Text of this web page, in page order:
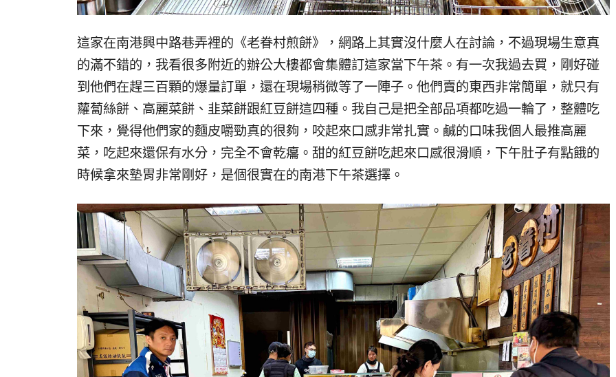
這家在南港興中路巷弄裡的《老眷村煎餅》，網路上其實沒什麼人在討論，不過現場生意真
的滿不錯的，我看很多附近的辦公大樓都會集體訂這家當下午茶。有一次我過去買，剛好碰
到他們在趕三百顆的爆量訂單，還在現場稍微等了一陣子。他們賣的東西非常簡單，就只有
蘿蔔絲餅、高麗菜餅、韭菜餅跟紅豆餅這四種。我自己是把全部品項都吃過一輪了，整體吃
下來，覺得他們家的麵皮嚼勁真的很夠，咬起來口感非常扎實。鹹的口味我個人最推高麗
菜，吃起來還保有水分，完全不會乾癟。甜的紅豆餅吃起來口感很滑順，下午肚子有點餓的
時候拿來墊胃非常剛好，是個很實在的南港下午茶選擇。